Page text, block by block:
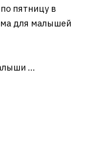
пятницу в
для малышей
...